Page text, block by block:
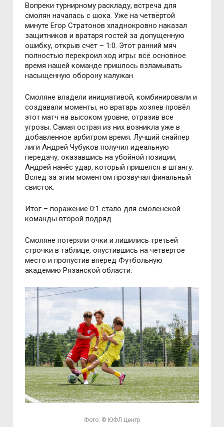
Вопреки турнирному раскладу, встреча для
смолян началась с шока. Уже на четвёртой
минуте Егор Стратонов хладнокровно наказал
защитников и вратаря гостей за допущенную
ошибку, открыв счет – 1:0. Этот ранний мяч
полностью перекроил ход игры: всё основное
время нашей команде пришлось взламывать
насыщенную оборону калужан.
Смоляне владели инициативой, комбинировали и
создавали моменты, но вратарь хозяев провёл
этот матч на высоком уровне, отразив все
угрозы. Самая острая из них возникла уже в
добавленное арбитром время. Лучший снайпер
лиги Андрей Чубуков получил идеальную
передачу, оказавшись на убойной позиции,
Андрей нанёс удар, который пришелся в штангу.
Вслед за этим моментом прозвучал финальный
свисток.
Итог – поражение 0:1 стало для смоленской
команды второй подряд.
Смоляне потеряли очки и лишились третьей
строчки в таблице, опустившись на четвертое
место и пропустив вперед Футбольную
академию Рязанской области.
Фото: © ЮФЛ Центр